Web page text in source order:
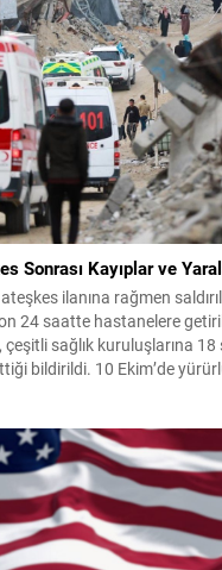
Sonrası Kayıplar ve
ilanına rağmen
24 saatte hastanelere
çeşitli sağlık kuruluşlarına
bildirildi. 10 Ekim’de
yaralanmalarda ciddi
ateşkesin başladığı tarihten